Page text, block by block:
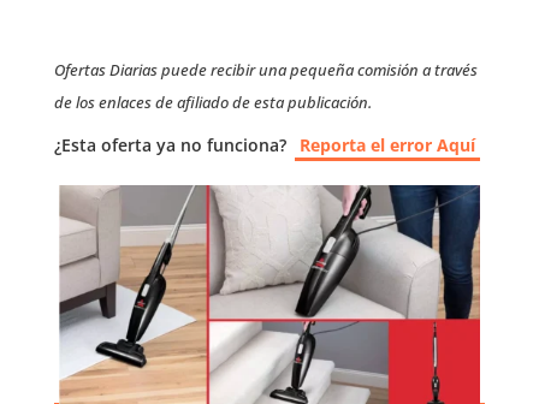
Ofertas Diarias puede recibir una pequeña comisión a través
de los enlaces de afiliado de esta publicación.
¿Esta oferta ya no funciona? Reporta el error Aquí